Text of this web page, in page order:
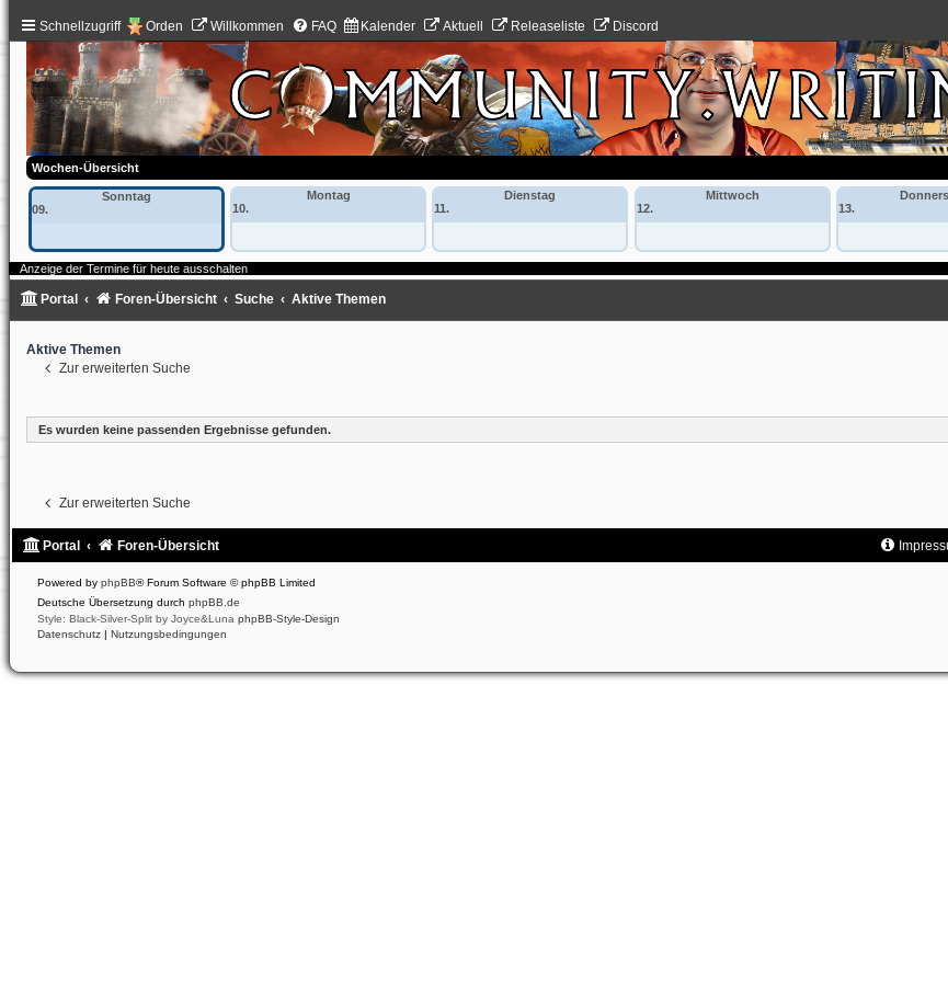
Schnellzugriff Orden Willkommen FAQ Kalender Aktuell Releaseliste Discord
Wochen-Übersicht
Sonntag
09.
Montag
10.
Dienstag
11.
Mittwoch
12.
13.
Anzeige der Termine für heute ausschalten
Portal Foren-Übersicht Suche Aktive Themen
Aktive Themen
Zur erweiterten Suche
Es wurden keine passenden Ergebnisse gefunden.
Zur erweiterten Suche
Portal Foren-Übersicht
Powered by phpBB® Forum Software © phpBB Limited
Deutsche Übersetzung durch phpBB.de
Style: Black-Silver-Split by Joyce&Luna phpBB-Style-Design
Datenschutz | Nutzungsbedingungen